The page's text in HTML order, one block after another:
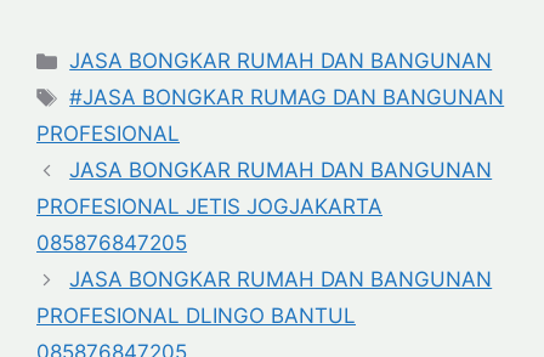
Categories
JASA BONGKAR RUMAH DAN BANGUNAN
Tags
#JASA BONGKAR RUMAG DAN BANGUNAN
PROFESIONAL
JASA BONGKAR RUMAH DAN BANGUNAN
PROFESIONAL JETIS JOGJAKARTA
085876847205
JASA BONGKAR RUMAH DAN BANGUNAN
PROFESIONAL DLINGO BANTUL